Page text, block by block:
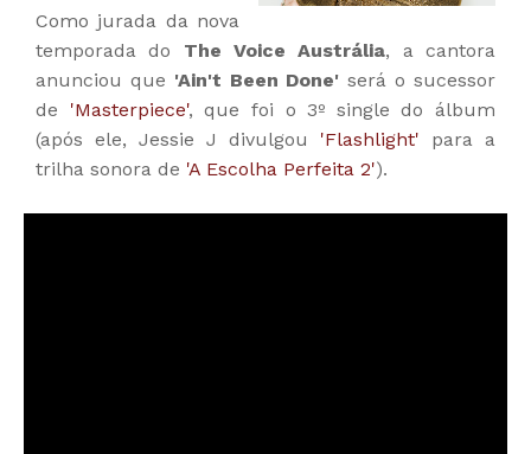
Como jurada da nova
temporada do The Voice Austrália, a cantora
anunciou que 'Ain't Been Done' será o sucessor
de 'Masterpiece', que foi o 3º single do álbum
(após ele, Jessie J divulgou 'Flashlight' para a
trilha sonora de 'A Escolha Perfeita 2').